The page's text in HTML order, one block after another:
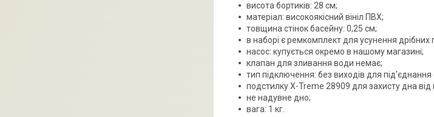
висота бортиків: 28 см;
матеріал: високоякісний вініл ПВХ;
товщина стінок басейну: 0,25 см;
в наборі є ремкомплект для усунення дрібних
насос: купується окремо в нашому магазині;
клапан для зливання води немає;
тип підключення: без виходів для під'єднання
подстилку X-Treme 28909 для захисту дна
не надувне дно;
вага: 1 кг.